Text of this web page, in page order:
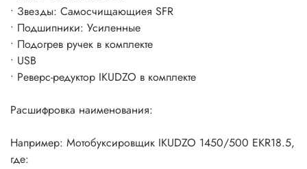
• Звезды: Самосчищающиея SFR
• Подшипники: Усиленные
• Подогрев ручек в комплекте
• USB
• Реверс-редуктор IKUDZO в комплекте
Расшифровка наименования:
Например: Мотобуксировщик IKUDZO 1450/500 EKR18.5,
где: